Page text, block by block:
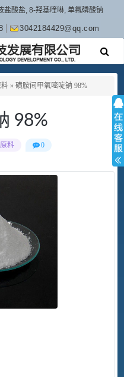
盐酸盐, 8-羟基喹啉, 单氟磷酸钠
3042184429@qq.com
» 磺胺间甲氧嘧啶钠 98%
98%
料 0